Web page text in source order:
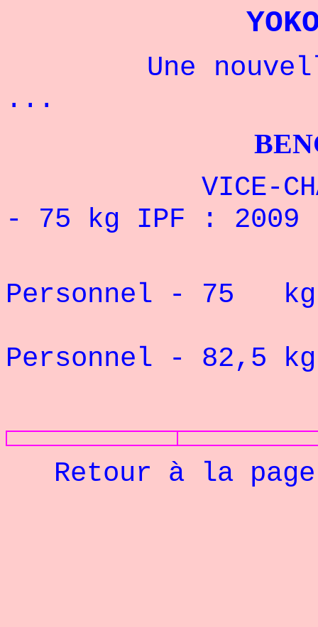
Une nouvelle
...
VICE-
- 75 kg IPF : 2009
Personnel - 75
Personnel - 82,5
Retour à la